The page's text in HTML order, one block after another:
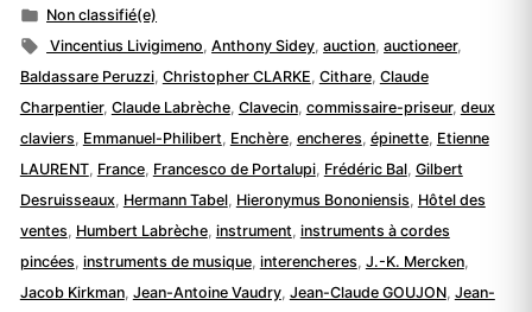
par
Publié
dans
Non classifié(e)
Étiquettes :
Vincentius Livigimeno ,Anthony Sidey ,auction ,auctioneer,
Baldassare Peruzzi, Christopher CLARKE Cithare, Claude
Charpentier, Claude Labrèche, Clavecin, commissaire-priseur, deux
claviers Emmanuel-Philibert Enchère, encheres épinette, Etienne
LAURENT, France, Francesco de Portalupi, Frédéric Bal, Gilbert
Desruisseaux, Hermann Tabel, Hieronymus Bononiensis Hôtel des
ventes Humbert Labrèche, instrument instruments à cordes
pincées instruments de musique, interencheres J.-K. Mercken,
Jacob Kirkman, Jean-Antoine Vaudry, Jean-Claude GOUJON, Jean-